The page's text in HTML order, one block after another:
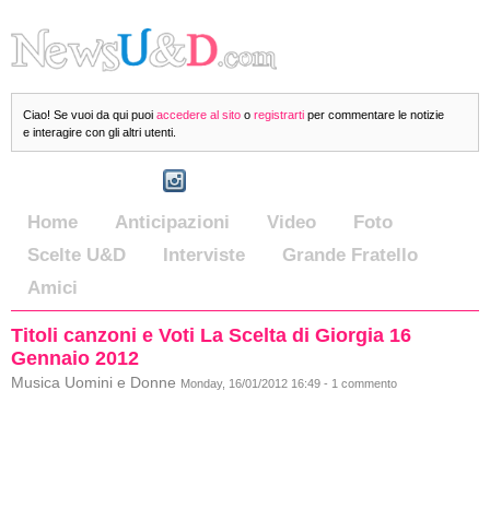
Ciao! Se vuoi da qui puoi accedere al sito o registrarti per commentare le notizie
e interagire con gli altri utenti.
Home Anticipazioni Video
Foto
Scelte U&D
Interviste
Grande Fratello
Amici
Titoli canzoni e Voti La Scelta di Giorgia 16
Gennaio 2012
Musica Uomini e Donne Monday, 16/01/2012 16:49 - 1 commento